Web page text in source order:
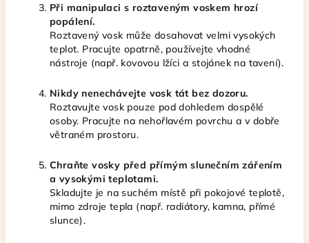
Při manipulaci s roztaveným voskem hrozí
popálení.
Roztavený vosk může dosahovat velmi vysokých
teplot. Pracujte opatrně, používejte vhodné
nástroje (např. kovovou lžíci a stojánek na tavení).
Nikdy nenechávejte vosk tát bez dozoru.
Roztavujte vosk pouze pod dohledem dospělé
osoby. Pracujte na nehořlavém povrchu a v dobře
větraném prostoru.
Chraňte vosky před přímým slunečním zářením
a vysokými teplotami.
Skladujte je na suchém místě při pokojové teplotě,
mimo zdroje tepla (např. radiátory, kamna, přímé
slunce).